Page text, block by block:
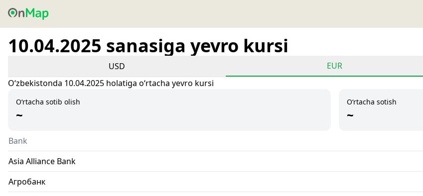
10.04.2025 sanasiga yevro kursi
USD EUR
Oʻzbekistonda 10.04.2025 holatiga oʻrtacha yevro kursi
O‘rtacha sotib olish
~
O‘rtacha sotish
~
Bank
Asia Alliance Bank
Агробанк